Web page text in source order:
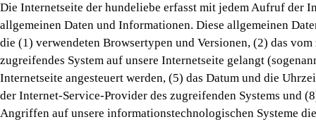
Die Internetseite der hundeliebe erfasst mit jedem Aufruf der
allgemeinen Daten und Informationen. Diese allgemeinen
die (1) verwendeten Browsertypen und Versionen, (2) das
zugreifendes System auf unsere Internetseite gelangt
Internetseite angesteuert werden, (5) das Datum und die
der Internet-Service-Provider des zugreifenden Systems und
Angriffen auf unsere informationstechnologischen Systeme